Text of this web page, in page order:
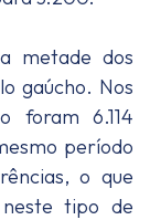
metade dos
gaúcho. Nos
foram 6.114
período
o que
tipo de